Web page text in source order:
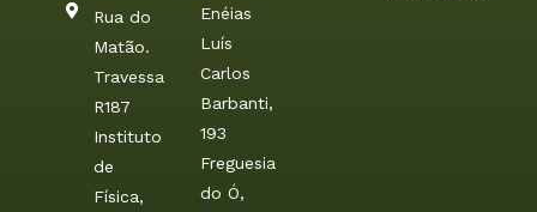
Rua do
Matão.
Travessa
R187
Instituto
de
Física,
Enéias
Luís
Carlos
Barbanti,
193
Freguesia
do Ó,